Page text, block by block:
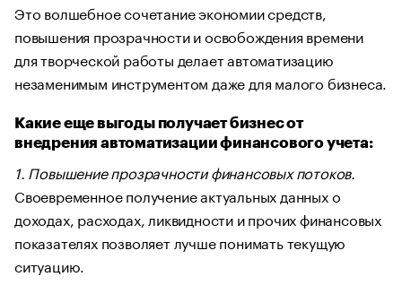
Это волшебное сочетание экономии средств,
повышения прозрачности и освобождения времени
для творческой работы делает автоматизацию
незаменимым инструментом даже для малого бизнеса.
Какие еще выгоды получает бизнес от
внедрения автоматизации финансового учета:
1. Повышение прозрачности финансовых потоков.
Своевременное получение актуальных данных о
доходах, расходах, ликвидности и прочих финансовых
показателях позволяет лучше понимать текущую
ситуацию.